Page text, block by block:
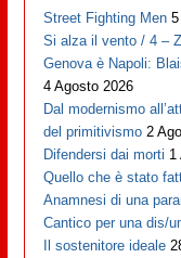
Street Fighting Men
Si alza il vento / 4 –
Genova è Napoli:
4 Agosto 2026
Dal modernismo
del primitivismo 2
Difendersi dai morti 1
Quello che è stato
Anamnesi di una
Cantico per una dis/
Il sostenitore ideale